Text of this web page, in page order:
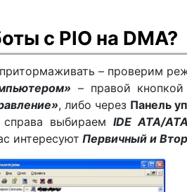
с PIO на DMA?
– проверим
– правой
, либо через Панель
выбираем IDE ATA/
интересуют Первичный и